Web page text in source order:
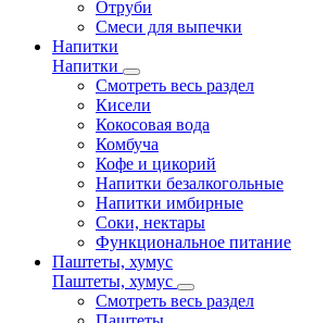
Отруби
Смеси для выпечки
Напитки
Напитки
Смотреть весь раздел
Кисели
Кокосовая вода
Комбуча
Кофе и цикорий
Напитки безалкогольные
Напитки имбирные
Соки, нектары
Функциональное питание
Паштеты, хумус
Паштеты, хумус
Смотреть весь раздел